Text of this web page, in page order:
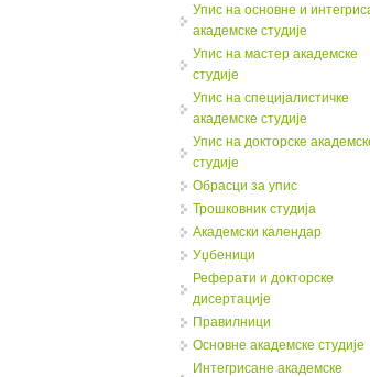
Упис на основне и
академске студије
Упис на мастер академске
студије
Упис на специјалистичке
академске студије
Упис на докторске
студије
Обрасци за упис
Трошковник студија
Академски календар
Уџбеници
Реферати и докторске
дисертације
Правилници
Oсновне академске студије
Интегрисане академске